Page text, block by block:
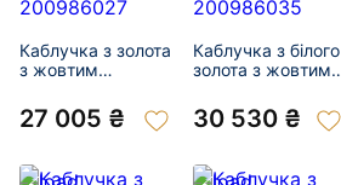
Каблучка з золота
з жовтим
200986027
27 005 ₴
Каблучка з білого
золота з жовтим
200986035
30 530 ₴